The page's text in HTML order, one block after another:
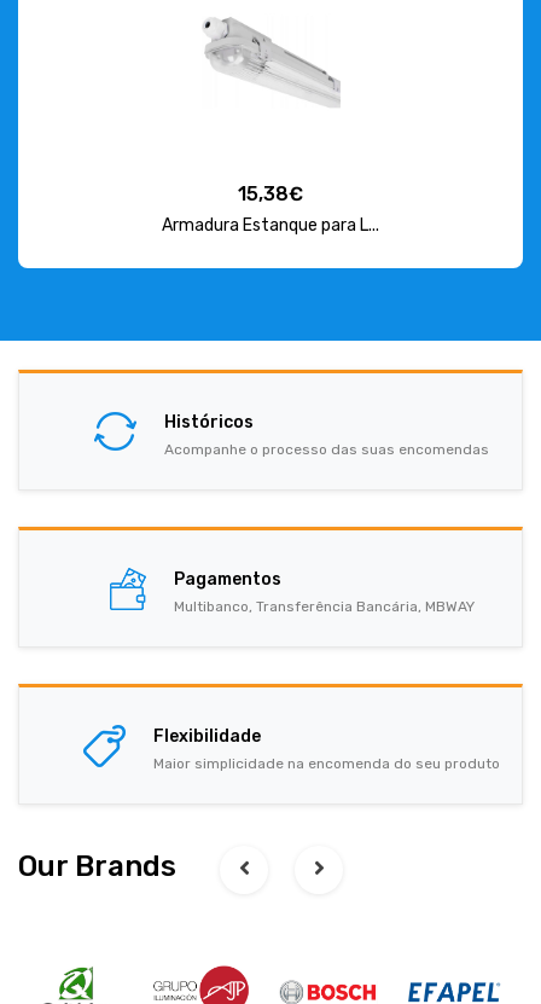
15,38€
Armadura Estanque para L...
Históricos
Acompanhe o processo das suas encomendas
Pagamentos
Multibanco, Transferência Bancária, MBWAY
Flexibilidade
Maior simplicidade na encomenda do seu produto
Our Brands